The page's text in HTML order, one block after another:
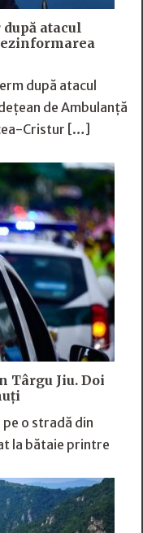
atacul
după atacul
de Ambulanță
Cristur […]
Târgu Jiu. Doi
o stradă din
la bătaie printre